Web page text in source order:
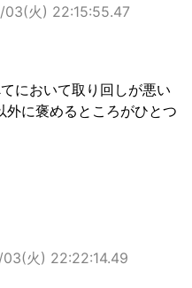
火) 22:15:55.47
において取り回しが悪い
外に褒めるところがひとつ
火) 22:22:14.49